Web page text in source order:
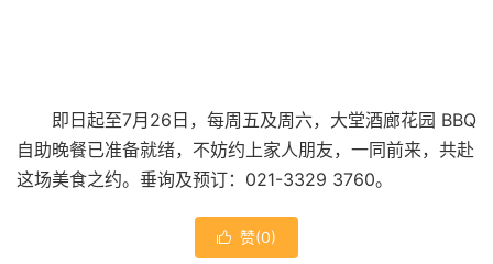
即日起至7月26日，每周五及周六，大堂酒廊花园 BBQ
自助晚餐已准备就绪，不妨约上家人朋友，一同前来，共赴
这场美食之约。垂询及预订：021-3329 3760。
 赞(0)